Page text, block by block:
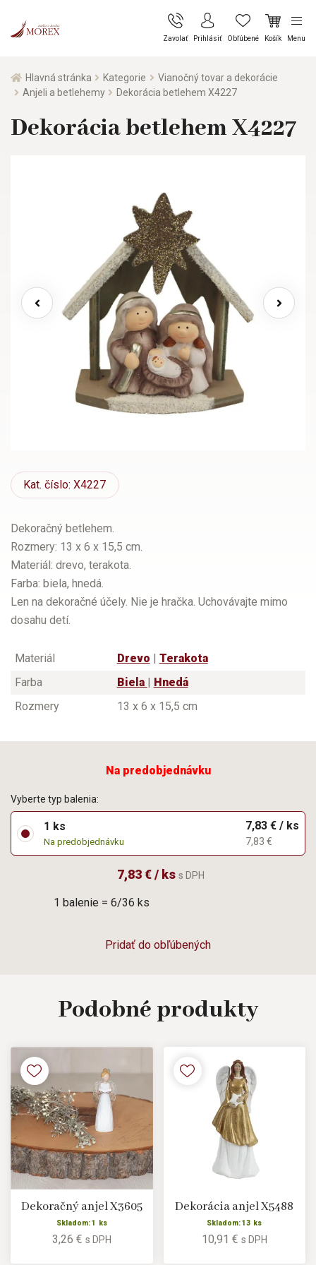
Zavolať Prihlásiť Obľúbené Košík Menu
Hlavná stránka Kategorie
Vianočný tovar a dekorácie
Anjeli a betlehemy
Dekorácia betlehem X4227
Dekorácia betlehem X4227
Kat. číslo: X4227
Dekoračný betlehem.
Rozmery: 13 x 6 x 15,5 cm.
Materiál: drevo, terakota.
Farba: biela, hnedá.
Len na dekoračné účely. Nie je hračka. Uchovávajte mimo
dosahu detí.
Materiál Drevo
Terakota
Farba
Biela
Hnedá
Rozmery
13 x 6 x 15,5 cm
Na predobjednávku
1 balenie = 6/36 ks
Pridať do obľúbených
Vyberte typ balenia:
1 ks
Na predobjednávku
7,83 € / ks
7,83 €
7,83 € / ks s DPH
Podobné produkty
Dekoračný anjel X3605
Skladom: 1 ks
3,26 € s DPH
Dekorácia anjel X5488
Skladom: 13 ks
10,91 € s DPH